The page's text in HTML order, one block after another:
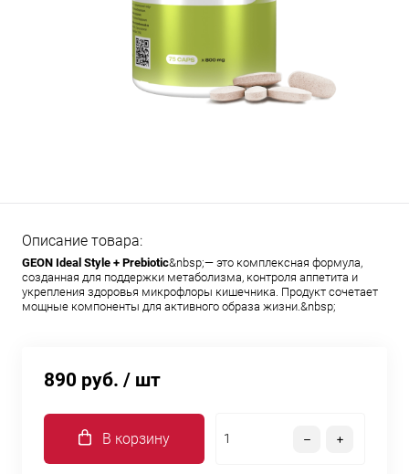
Описание товара:
GEON Ideal Style + Prebiotic&nbsp;— это комплексная формула,
созданная для поддержки метаболизма, контроля аппетита и
укрепления здоровья микрофлоры кишечника. Продукт сочетает
мощные компоненты для активного образа жизни.&nbsp;
890 руб. / шт
В корзину